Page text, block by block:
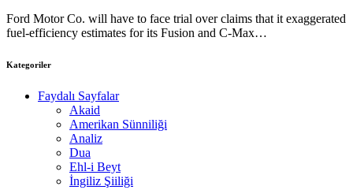
Ford Motor Co. will have to face trial over claims that it exaggerated
fuel-efficiency estimates for its Fusion and C-Max…
Kategoriler
Faydalı Sayfalar
Akaid
Amerikan Sünniliği
Analiz
Dua
Ehl-i Beyt
İngiliz Şiiliği